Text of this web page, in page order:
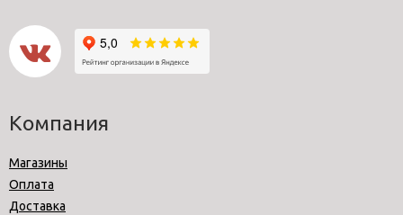
Компания
Магазины
Оплата
Доставка